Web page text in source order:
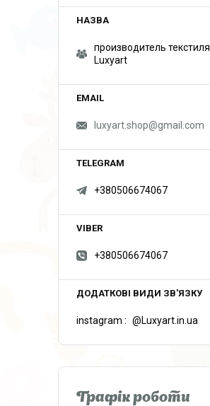
производитель текстиля
Luxyart
luxyart.shop@gmail.com
+380506674067
+380506674067
instagram @Luxyart.in.ua
Графік роботи